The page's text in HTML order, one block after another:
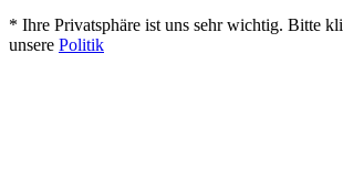
* Ihre Privatsphäre ist uns sehr wichtig. Bitte
unsere Politik